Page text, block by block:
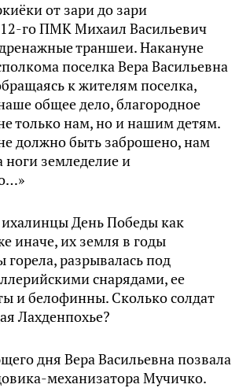
от зари до зари
го ПМК Михаил Васильевич
траншеи. Накануне
поселка Вера Васильевна
к жителям поселка,
общее дело, благородное
только нам, но и нашим детям.
должно быть заброшено, нам
ноги земледелие и
День Победы как
иначе, их земля в годы
разрывалась под
снарядами, ее
и белофинны. Сколько солдат
Лахденпохье?
дня Вера Васильевна позвала
механизатора Мучичко.